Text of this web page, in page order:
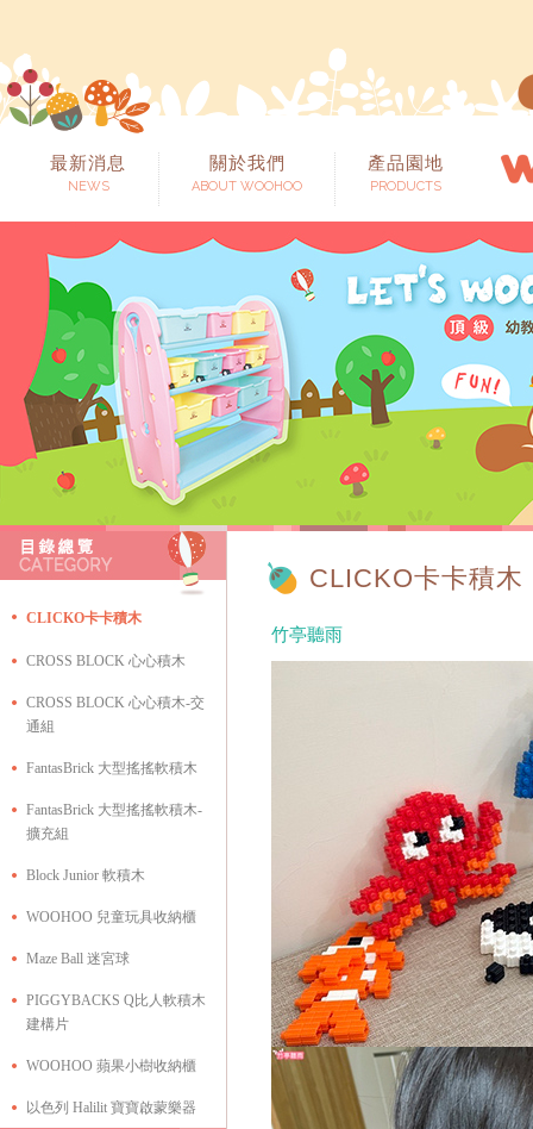
最新消息
NEWS
關於我們
ABOUT WOOHOO
產品園地
PRODUCTS
CLICKO卡卡積木
CROSS BLOCK 心心積木
CROSS BLOCK 心心積木-交
通組
FantasBrick 大型搖搖軟積木
FantasBrick 大型搖搖軟積木-
擴充組
Block Junior 軟積木
WOOHOO 兒童玩具收納櫃
Maze Ball 迷宮球
PIGGYBACKS Q比人軟積木
建構片
WOOHOO 蘋果小樹收納櫃
以色列 Halilit 寶寶啟蒙樂器
CLICKO卡卡積木
竹亭聽雨